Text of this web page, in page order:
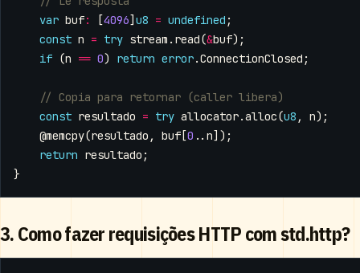
var buf: [4096] u8 = undefined ;
const n = try stream . read(&buf);
if (n == 0) return error.ConnectionClosed ;
const resultado = try allocator.alloc(u8 , n);
@memcpy(resultado , buf [0 .. n]);
return resultado ;
}
3. Como fazer requisições HTTP com std.http?